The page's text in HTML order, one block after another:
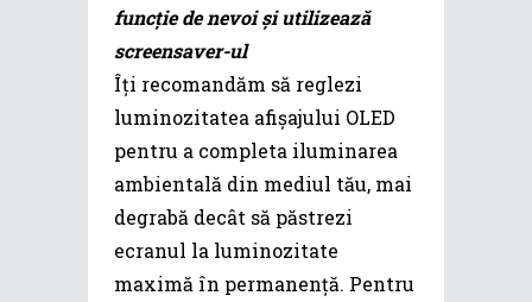
funcție de nevoi și utilizează
screensaver-ul
Îți recomandăm să reglezi
luminozitatea afișajului OLED
pentru a completa iluminarea
ambientală din mediul tău, mai
degrabă decât să păstrezi
ecranul la luminozitate
maximă în permanență. Pentru